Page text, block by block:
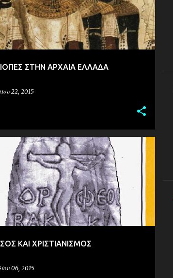
ΣΤΗΝ ΑΡΧΑΙΑ ΕΛΛΑΔΑ
22, 2015
ΚΑΙ ΧΡΙΣΤΙΑΝΙΣΜΟΣ
06, 2015